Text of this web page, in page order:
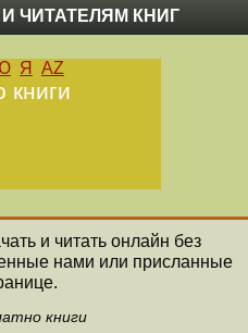
ЧИТАТЕЛЯМ КНИГ
Я AZ
книги
и читать онлайн без
нами или присланные
книги